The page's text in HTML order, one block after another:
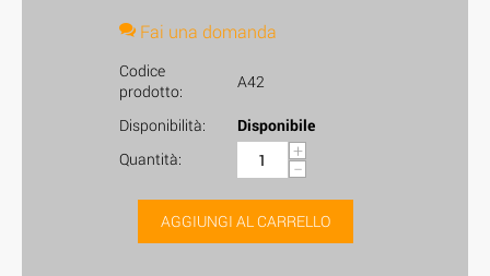
Fai una domanda
Codice
prodotto:
A42
Disponibilità:
Disponibile
Quantità:
+
−
AGGIUNGI AL CARRELLO